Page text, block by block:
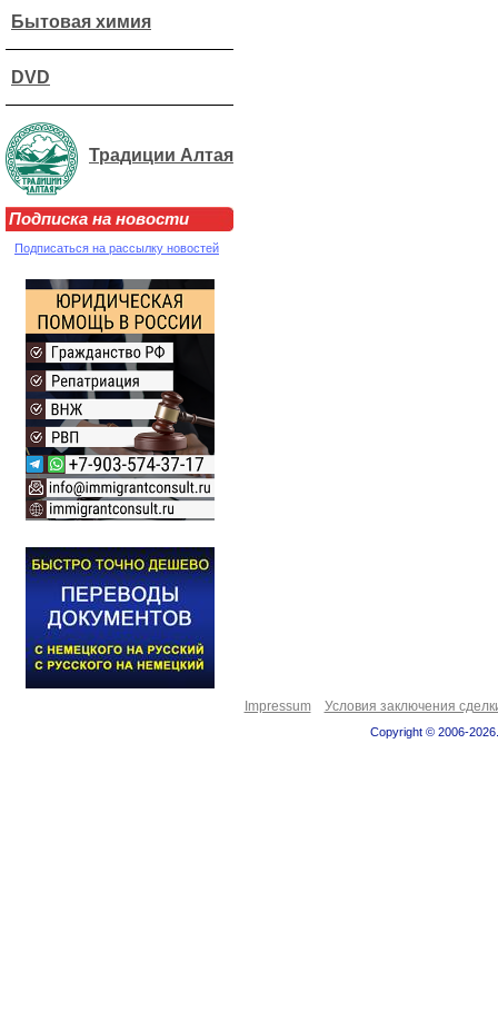
Бытовая химия
DVD
Традиции Алтая
Подписка на новости
Подписаться на рассылку новостей
Impressum Условия заключения
Copyright © 2006-